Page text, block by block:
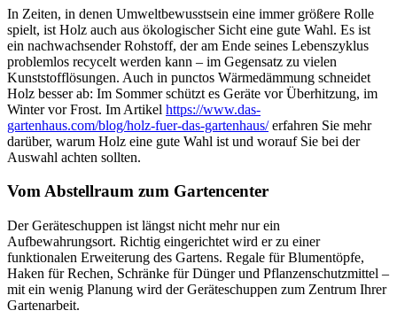
In Zeiten, in denen Umweltbewusstsein eine immer größere Rolle
spielt, ist Holz auch aus ökologischer Sicht eine gute Wahl. Es ist
ein nachwachsender Rohstoff, der am Ende seines Lebenszyklus
problemlos recycelt werden kann – im Gegensatz zu vielen
Kunststofflösungen. Auch in punctos Wärmedämmung schneidet
Holz besser ab: Im Sommer schützt es Geräte vor Überhitzung, im
Winter vor Frost. Im Artikel https://www.das-
gartenhaus.com/blog/holz-fuer-das-gartenhaus/erfahren Sie mehr
darüber, warum Holz eine gute Wahl ist und worauf Sie bei der
Auswahl achten sollten.
Vom Abstellraum zum Gartencenter
Der Geräteschuppen ist längst nicht mehr nur ein
Aufbewahrungsort. Richtig eingerichtet wird er zu einer
funktionalen Erweiterung des Gartens. Regale für Blumentöpfe,
Haken für Rechen, Schränke für Dünger und Pflanzenschutzmittel –
mit ein wenig Planung wird der Geräteschuppen zum Zentrum Ihrer
Gartenarbeit.